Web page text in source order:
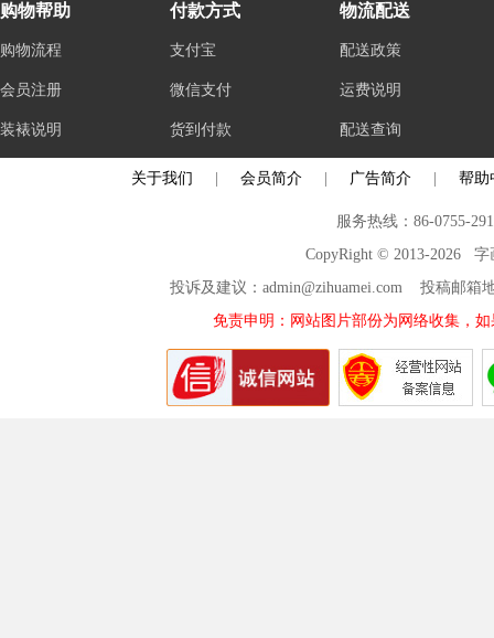
购物帮助
购物流程
会员注册
装裱说明
付款方式
支付宝
微信支付
货到付款
物流配送
配送政策
运费说明
配送查询
关于我们 会员简介 广告简介 帮助
服务热线：86-0755-
CopyRight © 2013-2026 字
投诉及建议：admin@zihuamei.com 投稿邮
免责申明：网站图片部份为网络收集，